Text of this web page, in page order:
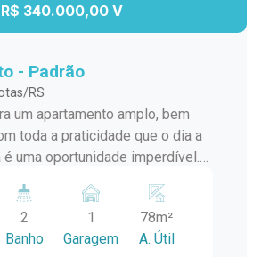
R$ 340.000,00 V
- Padrão
RS
um apartamento amplo, bem
toda a praticidade que o dia a
uma oportunidade imperdível.
faculdades da cidade, este
o equilíbrio perfeito entre
e mobilidade, sendo
2
Banho
1
Garagem
78m²
A. Útil